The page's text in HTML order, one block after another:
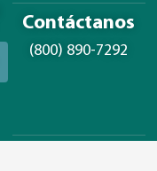
Contáctanos
(800) 890-7292